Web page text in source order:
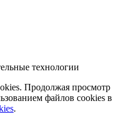
технологии
Продолжая просмотр
файлов cookies в
.